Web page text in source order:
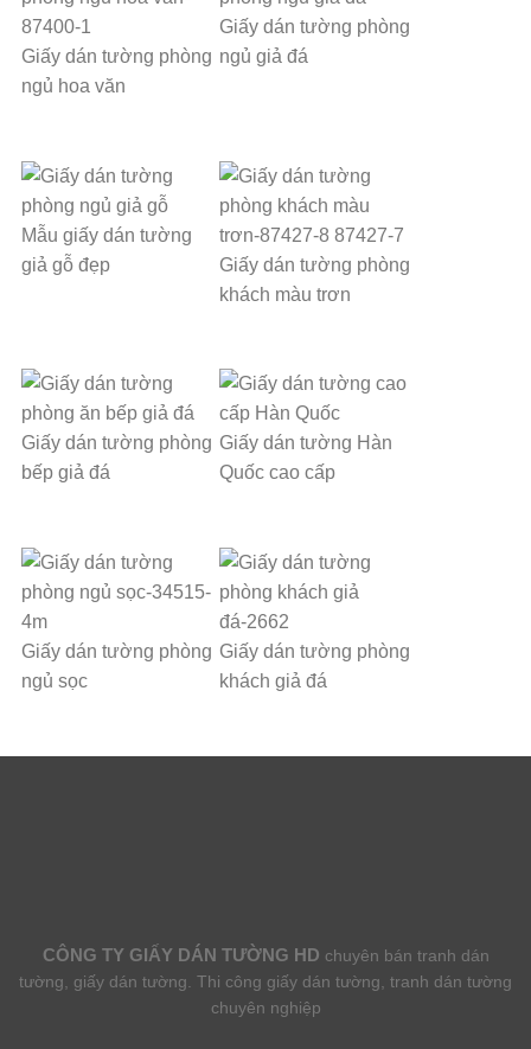
Giấy dán tường phòng
ngủ hoa văn
Giấy dán tường phòng
ngủ giả đá
Mẫu giấy dán tường
giả gỗ đẹp
Giấy dán tường phòng
khách màu trơn
Giấy dán tường phòng
bếp giả đá
Giấy dán tường Hàn
Quốc cao cấp
Giấy dán tường phòng
ngủ sọc
Giấy dán tường phòng
khách giả đá
CÔNG TY GIẤY DÁN TƯỜNG HD chuyên bán tranh dán
tường, giấy dán tường. Thi công giấy dán tường, tranh dán tường
chuyên nghiệp